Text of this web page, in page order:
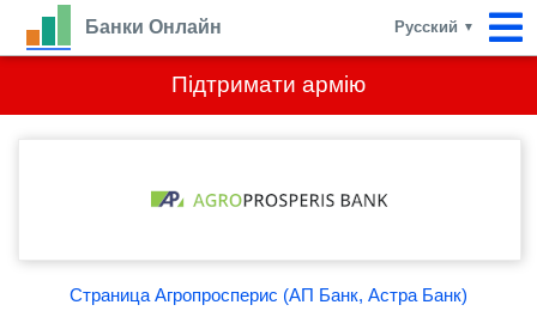
Підтримати армію
Банки Онлайн Русский ▼
Страница Агропросперис (АП Банк, Астра Банк)